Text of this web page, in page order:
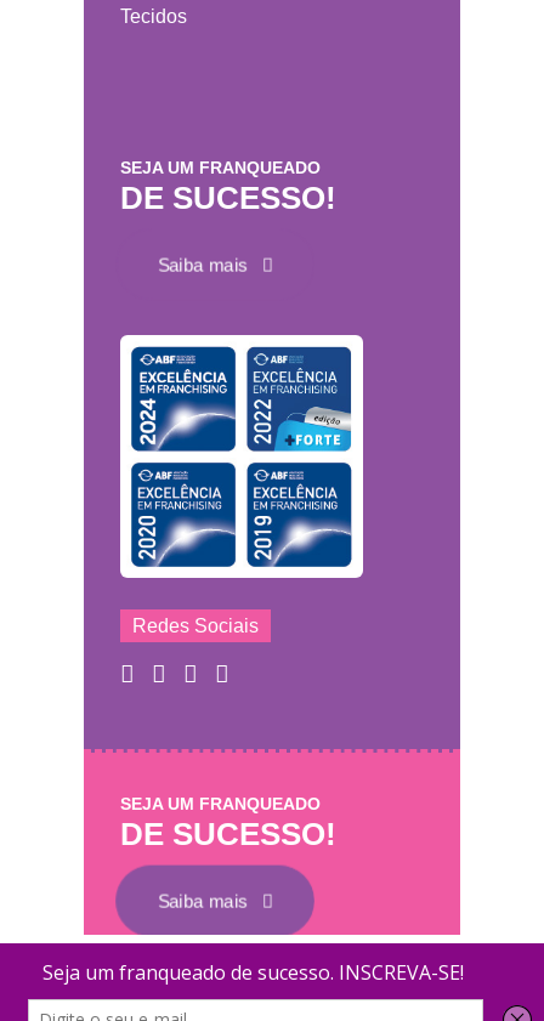
Tecidos
SEJA UM FRANQUEADO
DE SUCESSO!
Saiba mais
Redes Sociais
SEJA UM FRANQUEADO
DE SUCESSO!
Saiba mais
Mary Help - © 2011 - 2026 - Todos os direitos
reservados
Coletamos dados para melhorar o
segurança do site. Você pode conferir nossa